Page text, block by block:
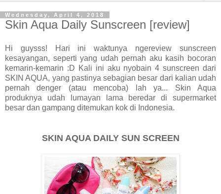
Wednesday, April 4, 2018
Skin Aqua Daily Sunscreen [review]
Hi guysss! Hari ini waktunya ngereview sunscreen
kesayangan, seperti yang udah pernah aku kasih bocoran
kemarin-kemarin :D Kali ini aku nyobain 4 sunscreen dari
SKIN AQUA, yang pastinya sebagian besar dari kalian udah
pernah denger (atau mencoba) lah ya... Skin Aqua
produknya udah lumayan lama beredar di supermarket
besar dan gampang ditemukan kok di Indonesia.
SKIN AQUA DAILY SUN SCREEN